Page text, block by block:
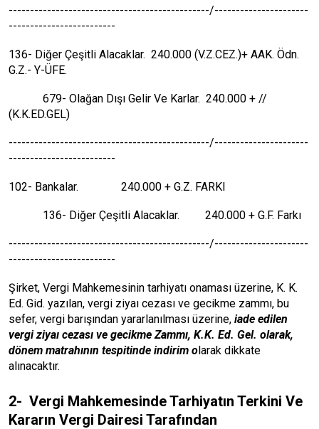
-----------------------------------------------/----------------------
-------------------------
136- Diğer Çeşitli Alacaklar. 240.000 (V.Z.CEZ.)+ AAK. Ödn.
G.Z.- Y-ÜFE.
679- Olağan Dışı Gelir Ve Karlar. 240.000 + //
(K.K.ED.GEL)
-----------------------------------------------/----------------------
-------------------------
102- Bankalar. 240.000 + G.Z. FARKI
136- Diğer Çeşitli Alacaklar. 240.000 + G.F. Farkı
-----------------------------------------------/----------------------
-------------------------
Şirket, Vergi Mahkemesinin tarhiyatı onaması üzerine, K. K.
Ed. Gid. yazılan, vergi ziyaı cezası ve gecikme zammı, bu
sefer, vergi barışından yararlanılması üzerine, iade edilen
vergi ziyaı cezası ve gecikme Zammı, K.K. Ed. Gel. olarak,
dönem matrahının tespitinde indirim olarak dikkate
alınacaktır.
2- Vergi Mahkemesinde Tarhiyatın Terkini Ve
Kararın Vergi Dairesi Tarafından